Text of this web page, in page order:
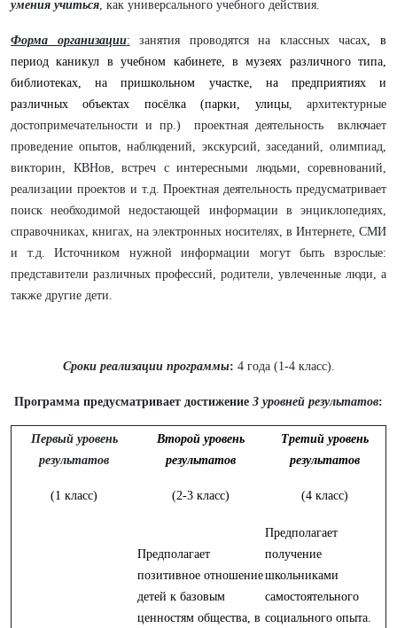
умения учиться, как универсального учебного действия.
Форма организации: занятия проводятся на классных часах, в
период каникул в учебном кабинете, в музеях различного типа,
библиотеках, на пришкольном участке, на предприятиях и
различных объектах посёлка (парки, улицы, архитектурные
достопримечательности и пр.) проектная деятельность включает
проведение опытов, наблюдений, экскурсий, заседаний, олимпиад,
викторин, КВНов, встреч с интересными людьми, соревнований,
реализации проектов и т.д. Проектная деятельность предусматривает
поиск необходимой недостающей информации в энциклопедиях,
справочниках, книгах, на электронных носителях, в Интернете, СМИ
и т.д. Источником нужной информации могут быть взрослые:
представители различных профессий, родители, увлеченные люди, а
также другие дети.
Сроки реализации программы: 4 года (1-4 класс).
Программа предусматривает достижение 3 уровней результатов:
Первый уровень
результатов
(1 класс)
Второй уровень
результатов
(2-3 класс)
Третий уровень
результатов
(4 класс)
Предполагает
позитивное отношение
детей к базовым
ценностям общества, в
Предполагает
получение
школьниками
самостоятельного
социального опыта.